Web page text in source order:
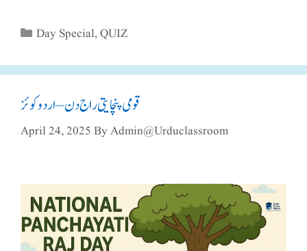
Categories
Day Special,QUIZ
قومی پنچایتی راج دن – اردو کوئز
April 24, 2025 ByAdmin@urduclassroom